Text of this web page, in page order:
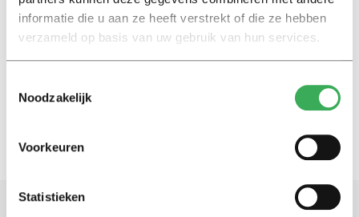
informatie die u aan ze heeft verstrekt of die ze hebben
verzameld op basis van uw gebruik van hun services.
Noodzakelijk
Voorkeuren
Statistieken
International
Bilingual toddlers thanks to
robot